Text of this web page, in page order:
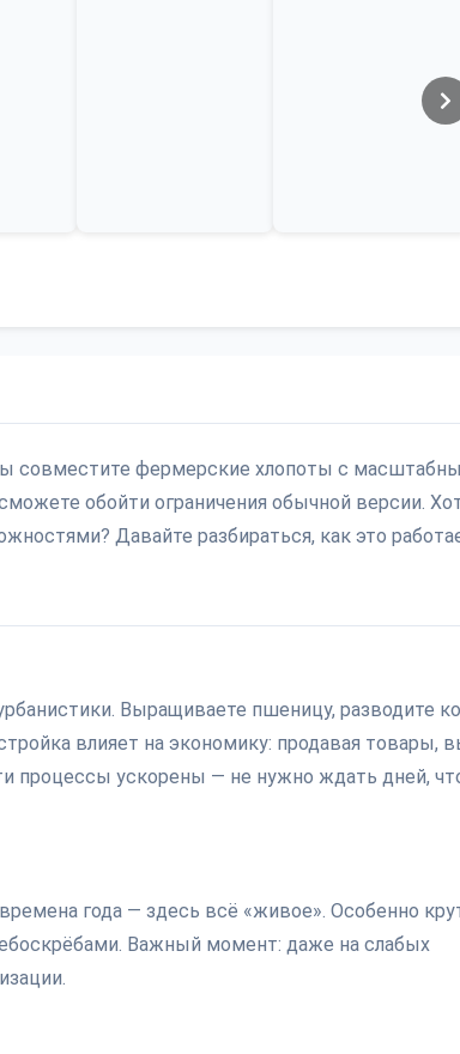
совместите фермерские хлопоты с
обойти ограничения обычной версии.
Давайте разбираться, как это
Выращиваете пшеницу, разводите
влияет на экономику: продавая товары,
процессы ускорены — не нужно ждать дней,
года — здесь всё «живое». Особенно
Важный момент: даже на слабых